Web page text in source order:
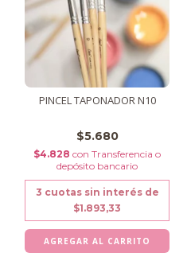
PINCEL TAPONADOR N10
$5.680
$4.828 con Transferencia o
depósito bancario
3 cuotas sin interés de
$1.893,33